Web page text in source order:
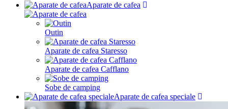
Aparate de cafea
Outin
Aparate de cafea Staresso
Aparate de cafea Cafflano
Sobe de camping
Aparate de cafea speciale